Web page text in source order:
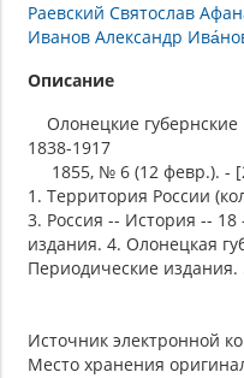
Раевский Святослав
Иванов Александр
Описание
Олонецкие губернские
1838-1917
1855, № 6 (12 февр.). -
1. Территория России
3. Россия -- История --
издания. 4. Олонецкая
Периодические издания.
Источник электронной
Место хранения